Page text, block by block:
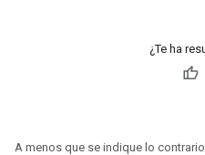
¿Te ha
A menos que se indique lo